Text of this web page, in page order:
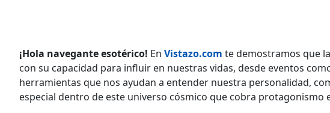
¡Hola navegante esotérico! En Vistazo.com te demostramos que
con su capacidad para influir en nuestras vidas, desde eventos
herramientas que nos ayudan a entender nuestra personalidad,
especial dentro de este universo cósmico que cobra protagonismo